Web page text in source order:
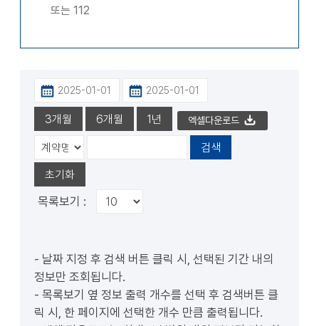
또는 112
엑셀다운로드
목록보기 :
- 날짜 지정 후 검색 버튼 클릭 시, 선택된 기간 내의
정보만 조회됩니다.
- 목록보기 옆 정보 출력 개수를 선택 후 검색버튼 클
릭 시, 한 페이지에 선택한 개수 만큼 출력됩니다.